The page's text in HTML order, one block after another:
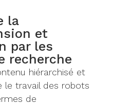
la
et
par les
recherche
hiérarchisé et
le travaildes robots
de